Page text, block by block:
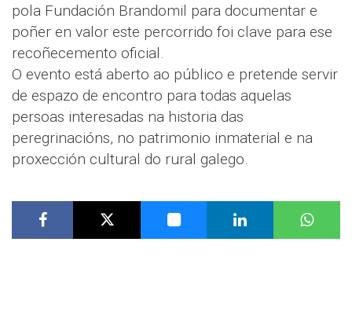
pola Fundación Brandomil para documentar e
poñer en valor este percorrido foi clave para ese
recoñecemento oficial.
O evento está aberto ao público e pretende servir
de espazo de encontro para todas aquelas
persoas interesadas na historia das
peregrinacións, no patrimonio inmaterial e na
proxección cultural do rural galego.